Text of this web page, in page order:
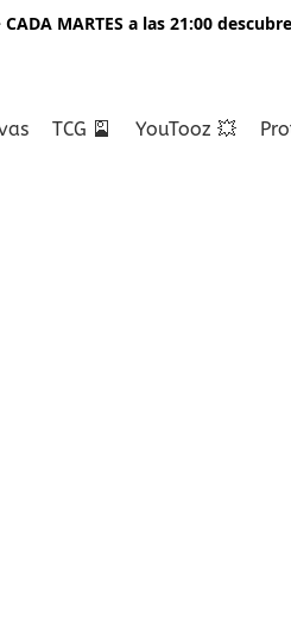
CADA MARTES a las 21:00
TCG 🎴 YouTooz 💥